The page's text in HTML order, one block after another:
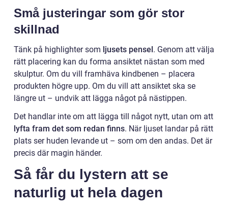
Små justeringar som gör stor
skillnad
Tänk på highlighter som ljusets pensel . Genom att välja
rätt placering kan du forma ansiktet nästan som med
skulptur. Om du vill framhäva kindbenen – placera
produkten högre upp. Om du vill att ansiktet ska se
längre ut – undvik att lägga något på nästippen.
Det handlar inte om att lägga till något nytt, utan om att
lyfta fram det som redan finns. När ljuset landar på rätt
plats ser huden levande ut – som om den andas. Det är
precis där magin händer.
Så får du lystern att se
naturlig ut hela dagen